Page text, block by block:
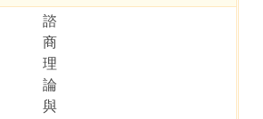
諮
商
理
論
與